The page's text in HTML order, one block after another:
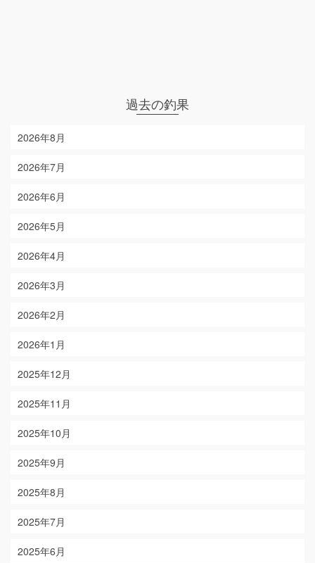
過去の釣果
2026年8月
2026年7月
2026年6月
2026年5月
2026年4月
2026年3月
2026年2月
2026年1月
2025年12月
2025年11月
2025年10月
2025年9月
2025年8月
2025年7月
2025年6月